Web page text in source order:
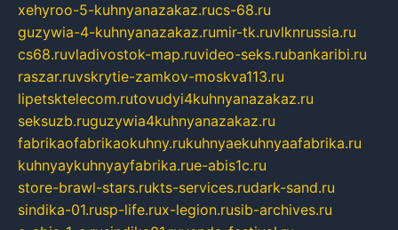
xehyroo-5-kuhnyanazakaz.rucs-68.ru
guzywia-4-kuhnyanazakaz.rumir-tk.ruvlknrussia.ru
cs68.ruvladivostok-map.ruvideo-seks.rubankaribi.ru
raszar.ruvskrytie-zamkov-moskva113.ru
lipetsktelecom.rutovudyi4kuhnyanazakaz.ru
seksuzb.ruguzywia4kuhnyanazakaz.ru
fabrikaofabrikaokuhny.rukuhnyaekuhnyaafabrika.ru
kuhnyaykuhnyayfabrika.rue-abis1c.ru
store-brawl-stars.rukts-services.rudark-sand.ru
sindika-01.rusp-life.rux-legion.rusib-archives.ru